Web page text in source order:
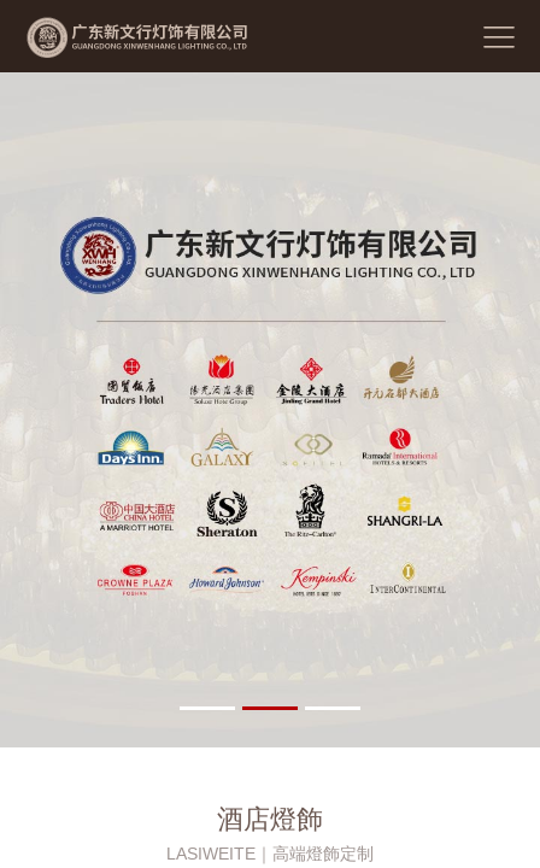
酒店燈飾
LASIWEITE｜高端燈飾定制